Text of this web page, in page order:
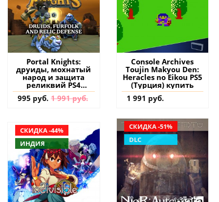
Portal Knights:
друиды, мохнатый
народ и защита
реликвий PS4
(Турция) купить
дополнение на
995 руб. 1 991 руб.
Console Archives
Toujin Makyou Den:
Heracles no Eikou PS5
(Турция) купить
1 991 руб.
СКИДКА -44%
ИНДИЯ
СКИДКА -51%
DLC